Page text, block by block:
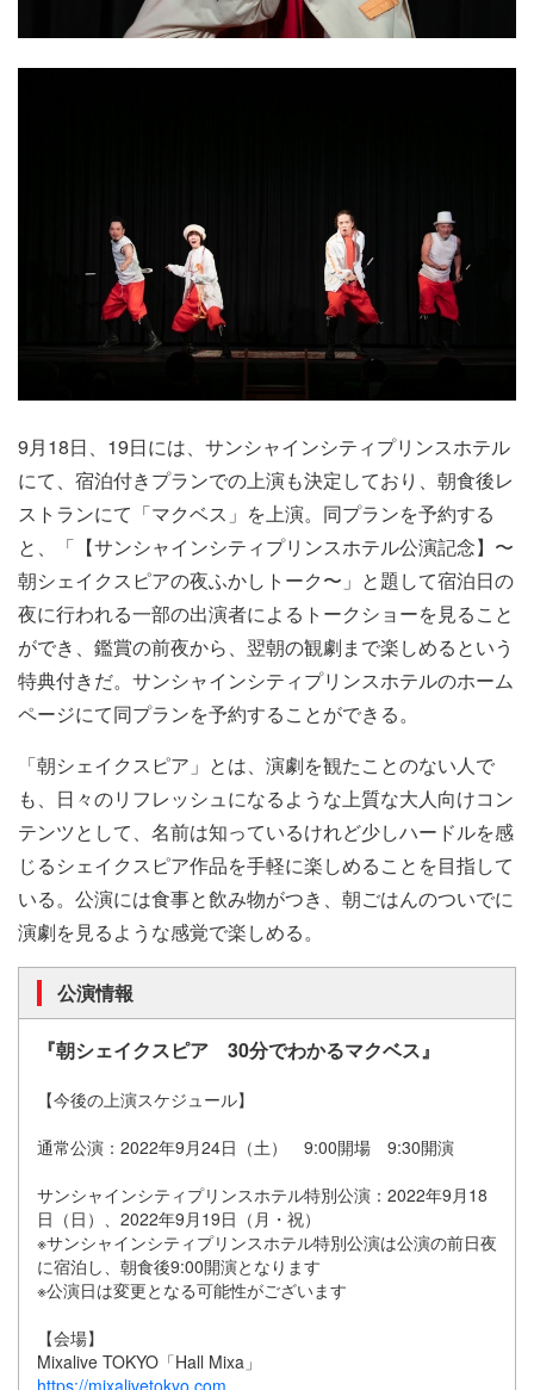
9月18日、19日には、サンシャインシティプリンスホテル
にて、宿泊付きプランでの上演も決定しており、朝食後レ
ストランにて「マクベス」を上演。同プランを予約する
と、「【サンシャインシティプリンスホテル公演記念】〜
朝シェイクスピアの夜ふかしトーク〜」と題して宿泊日の
夜に行われる一部の出演者によるトークショーを見ること
ができ、鑑賞の前夜から、翌朝の観劇まで楽しめるという
特典付きだ。サンシャインシティプリンスホテルのホーム
ページにて同プランを予約することができる。
「朝シェイクスピア」とは、演劇を観たことのない人で
も、日々のリフレッシュになるような上質な大人向けコン
テンツとして、名前は知っているけれど少しハードルを感
じるシェイクスピア作品を手軽に楽しめることを目指して
いる。公演には食事と飲み物がつき、朝ごはんのついでに
演劇を見るような感覚で楽しめる。
公演情報
『朝シェイクスピア 30分でわかるマクベス』
【今後の上演スケジュール】
通常公演：2022年9月24日（土） 9:00開場 9:30開演
サンシャインシティプリンスホテル特別公演：2022年9月18
日（日）、2022年9月19日（月・祝）
※サンシャインシティプリンスホテル特別公演は公演の前日夜
に宿泊し、朝食後9:00開演となります
※公演日は変更となる可能性がございます
【会場】
Mixalive TOKYO「Hall Mixa」
https://mixalivetokyo.com